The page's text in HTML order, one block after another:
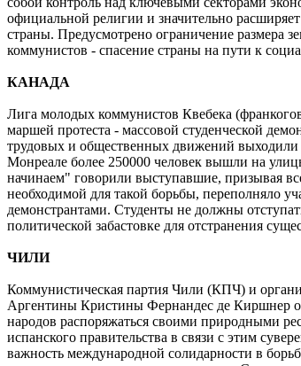
официальной религии и значительно
страны. Предусмотрено ограничение размера
коммунистов - спасение страны на пути к
КАНАДА
Лига молодых коммунистов Квебека
маршей протеста - массовой студенческой
трудовых и общественных движений
Монреале более 250000 человек вышли на
начинаем" говорили выступавшие, призывая
необходимой для такой борьбы, переполняло
демонстрантами. Студенты не должны
политической забастовке для отстранения
ЧИЛИ
Коммунистическая партия Чили (КПЧ) и
Аргентины Кристины Фернандес де Киршнер
народов распоряжаться своими природными
испанского правительства в связи с этим
важность международной солидарности в